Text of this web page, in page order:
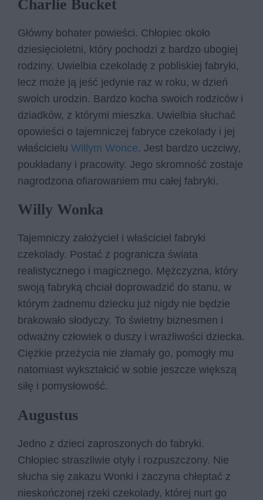
Charlie Bucket
Główny bohater powieści. Chłopiec około
dziesięcioletni, który pochodzi z bardzo ubogiej
rodziny. Uwielbia czekoladę z pobliskiej fabryki,
lecz może ją jeść jedynie raz w roku, w dzień
swoich urodzin. Bardzo kocha swoich rodziców i
dziadków, z którymi mieszka. Uwielbia słuchać
opowieści o tajemniczej fabryce czekolady i jej
właścicielu Willym Wonce. Jest bardzo uczciwy,
poukładany i pracowity. Jego skromność zostaje
nagrodzona ofiarowaniem mu całej fabryki.
Willy Wonka
Tajemniczy założyciel i właściciel fabryki
czekolady. Postać z pogranicza świata
realistycznego i magicznego. Mężczyzna, który
swoją fabryką chciał doprowadzić do stanu, w
którym żadnemu dziecku już nigdy nie będzie
brakowało słodyczy. To świetny biznesmen i
odważny człowiek o duszy i wrażliwości dziecka.
Ciężkie przeżycia nie złamały go, pomogły mu
natomiast wykształcić w sobie jeszcze większą
siłę i pomysłowość.
Augustus
Jedno z dzieci zaproszonych do fabryki.
Chłopiec straszliwie otyły i rozpuszczony. Nie
słucha się zakazu Wonki i zaczyna chłeptać z
nieskończonej rzeki czekolady, której nurt go